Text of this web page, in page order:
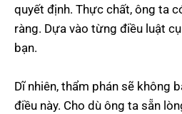
quyết định. Thực chất, ông ta
ràng. Dựa vào từng điều luật
bạn.
Dĩ nhiên, thẩm phán sẽ không
điều này. Cho dù ông ta sẵn